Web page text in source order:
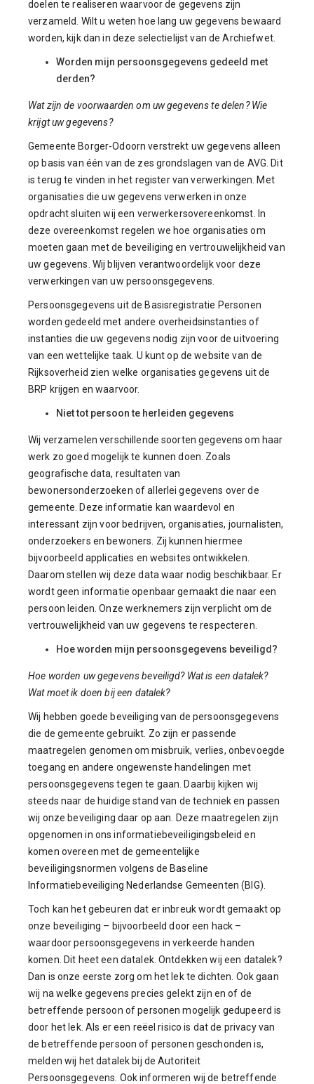
doelen te realiseren waarvoor de gegevens zijn
verzameld. Wilt u weten hoe lang uw gegevens bewaard
worden, kijk dan in deze selectielijst van de Archiefwet.
Worden mijn persoonsgegevens gedeeld met
derden?
Wat zijn de voorwaarden om uw gegevens te delen? Wie
krijgt uw gegevens?
Gemeente Borger-Odoorn verstrekt uw gegevens alleen
op basis van één van de zes grondslagen van de AVG. Dit
is terug te vinden in het register van verwerkingen. Met
organisaties die uw gegevens verwerken in onze
opdracht sluiten wij een verwerkersovereenkomst. In
deze overeenkomst regelen we hoe organisaties om
moeten gaan met de beveiliging en vertrouwelijkheid van
uw gegevens. Wij blijven verantwoordelijk voor deze
verwerkingen van uw persoonsgegevens.
Persoonsgegevens uit de Basisregistratie Personen
worden gedeeld met andere overheidsinstanties of
instanties die uw gegevens nodig zijn voor de uitvoering
van een wettelijke taak. U kunt op de website van de
Rijksoverheid zien welke organisaties gegevens uit de
BRP krijgen en waarvoor.
Niet tot persoon te herleiden gegevens
Wij verzamelen verschillende soorten gegevens om haar
werk zo goed mogelijk te kunnen doen. Zoals
geografische data, resultaten van
bewonersonderzoeken of allerlei gegevens over de
gemeente. Deze informatie kan waardevol en
interessant zijn voor bedrijven, organisaties, journalisten,
onderzoekers en bewoners. Zij kunnen hiermee
bijvoorbeeld applicaties en websites ontwikkelen.
Daarom stellen wij deze data waar nodig beschikbaar. Er
wordt geen informatie openbaar gemaakt die naar een
persoon leiden. Onze werknemers zijn verplicht om de
vertrouwelijkheid van uw gegevens te respecteren.
Hoe worden mijn persoonsgegevens beveiligd?
Hoe worden uw gegevens beveiligd? Wat is een datalek?
Wat moet ik doen bij een datalek?
Wij hebben goede beveiliging van de persoonsgegevens
die de gemeente gebruikt. Zo zijn er passende
maatregelen genomen om misbruik, verlies, onbevoegde
toegang en andere ongewenste handelingen met
persoonsgegevens tegen te gaan. Daarbij kijken wij
steeds naar de huidige stand van de techniek en passen
wij onze beveiliging daar op aan. Deze maatregelen zijn
opgenomen in ons informatiebeveiligingsbeleid en
komen overeen met de gemeentelijke
beveiligingsnormen volgens de Baseline
Informatiebeveiliging Nederlandse Gemeenten (BIG).
Toch kan het gebeuren dat er inbreuk wordt gemaakt op
onze beveiliging – bijvoorbeeld door een hack –
waardoor persoonsgegevens in verkeerde handen
komen. Dit heet een datalek. Ontdekken wij een datalek?
Dan is onze eerste zorg om het lek te dichten. Ook gaan
wij na welke gegevens precies gelekt zijn en of de
betreffende persoon of personen mogelijk gedupeerd is
door het lek. Als er een reëel risico is dat de privacy van
de betreffende persoon of personen geschonden is,
melden wij het datalek bij de Autoriteit
Persoonsgegevens. Ook informeren wij de betreffende